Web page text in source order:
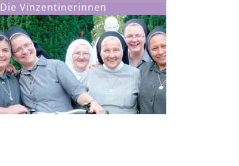
Die Vinzentinerinnen